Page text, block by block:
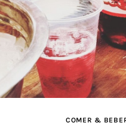
ARTE &
MÚSICA
DÓNDE IR
TENDENCIAS
COMER &